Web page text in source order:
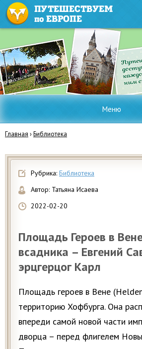
Меню
Главная ›Библиотека
Рубрика: Библиотека
Автор: Татьяна Исаева
2022-02-20
Площадь Героев в
всадника – Евгений
эрцгерцог Карл
Площадь героев в Вене
территорию Хофбурга. Она
впереди самой новой части
дворца – перед флигелем